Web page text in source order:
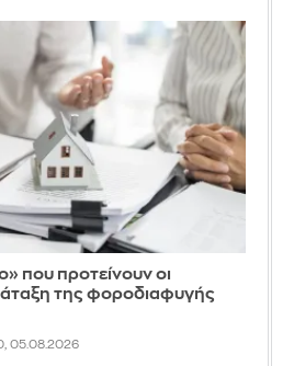
που προτείνουν οι
της φοροδιαφυγής
05.08.2026